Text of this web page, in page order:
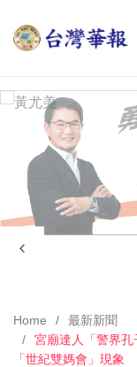
Home
最新新聞
宮廟達人「警界
「世紀雙媽會」現象